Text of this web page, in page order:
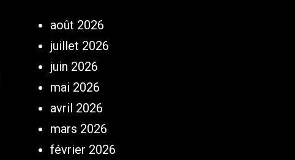
août 2026
juillet 2026
juin 2026
mai 2026
avril 2026
mars 2026
février 2026